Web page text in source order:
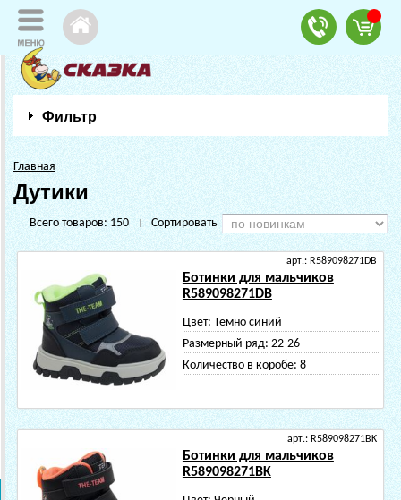
Фильтр
Главная
Дутики
Всего товаров: 150 | Сортировать
арт.: R589098271DB
Ботинки для мальчиков
R589098271DB
Цвет: Темно синий
Размерный ряд: 22-26
Количество в коробе: 8
арт.: R589098271BK
Ботинки для мальчиков
R589098271BK